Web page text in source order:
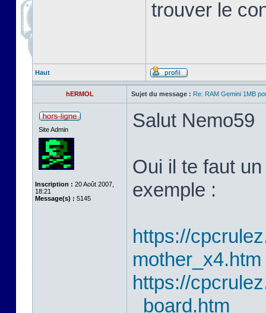
trouver le
Haut
hERMOL Sujet du message : Re: RAM Gemini 1MB
Site Admin
Inscription : 20 Août 2007,
18:21
Message(s) : 5145
Salut Nemo59
Oui il te faut
exemple :
https://
mother_x4.htm
https://
_board.htm